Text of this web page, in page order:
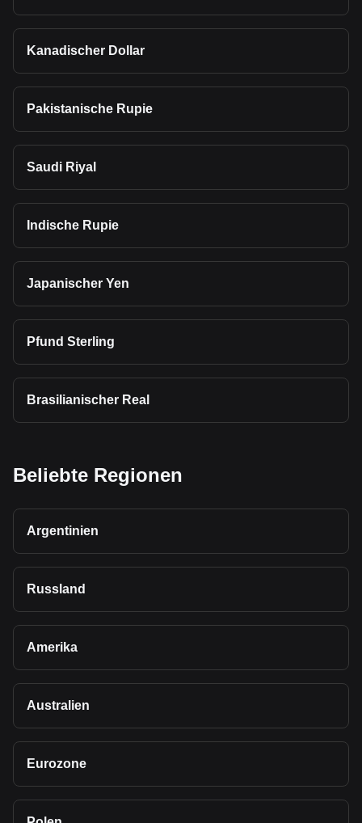
Kanadischer Dollar
Pakistanische Rupie
Saudi Riyal
Indische Rupie
Japanischer Yen
Pfund Sterling
Brasilianischer Real
Beliebte Regionen
Argentinien
Russland
Amerika
Australien
Eurozone